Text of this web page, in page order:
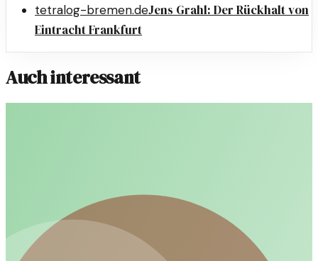
tetralog-bremen.deJens Grahl: Der Rückhalt von
Eintracht Frankfurt
Auch interessant